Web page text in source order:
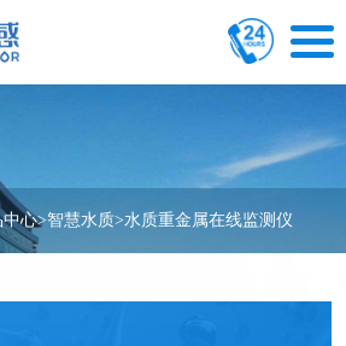
中心>智慧水质>水质重金属在线监测仪